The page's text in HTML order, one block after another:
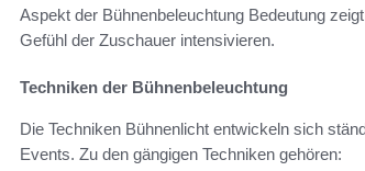
Aspekt der Bühnenbeleuchtung Bedeutung
Gefühl der Zuschauer intensivieren.
Techniken der Bühnenbeleuchtung
Die Techniken Bühnenlicht entwickeln sich
Events. Zu den gängigen Techniken gehören: